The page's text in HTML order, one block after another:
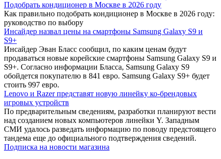
Подобрать кондиционер в Москве в 2026 году
Как правильно подобрать кондиционер в Москве в 2026 году:
руководство по выбору
Инсайдер назвал цены на смартфоны Samsung Galaxy S9 и
S9+
Инсайдер Эван Бласс сообщил, по каким ценам будут
продаваться новые корейские смартфоны Samsung Galaxy S9 и
S9+. Согласно информации Бласса, Samsung Galaxy S9
обойдется покупателю в 841 евро. Samsung Galaxy S9+ будет
стоить 997 евро.
Lenovo и Razer представят новую линейку ко-брендовых
игровых устройств
По предварительным сведениям, разработки планируют вести
над созданием новых компьютеров линейки Y. Западным
СМИ удалось разведать информацию по поводу предстоящего
тандема еще до официального подтверждения сведений.
Подписка на новости магазина